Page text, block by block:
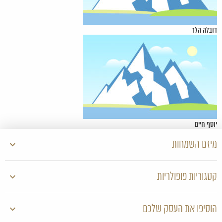
דובלה הלר
יוסף חיים
מיזם השמחות
קטגוריות פופולריות
הוסיפו את העסק שלכם